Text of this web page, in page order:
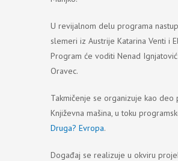
U revijalnom delu programa
slemeri iz Austrije Katarina Venti i
Program će voditi Nenad
Oravec.
Takmičenje se organizuje kao deo
Književna mašina, u toku
Druga? Evropa.
Događaj se realizuje u okviru